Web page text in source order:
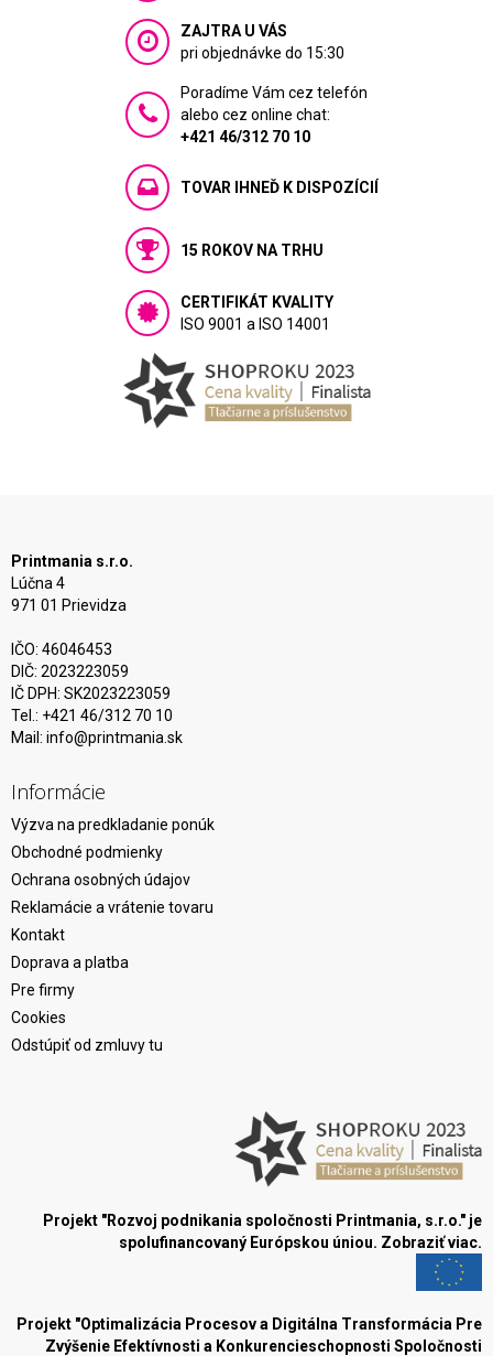
ZAJTRA U VÁS
pri objednávke do 15:30
Poradíme Vám cez telefón
alebo cez online chat:
+421 46/312 70 10
TOVAR IHNEĎ K DISPOZÍCIÍ
15 ROKOV NA TRHU
CERTIFIKÁT KVALITY
ISO 9001 a ISO 14001
Printmania s.r.o.
Lúčna 4
971 01 Prievidza
IČO: 46046453
DIČ: 2023223059
IČ DPH: SK2023223059
Tel.: +421 46/312 70 10
Mail: info@printmania.sk
Informácie
Výzva na predkladanie ponúk
Obchodné podmienky
Ochrana osobných údajov
Reklamácie a vrátenie tovaru
Kontakt
Doprava a platba
Pre firmy
Cookies
Odstúpiť od zmluvy tu
Projekt "Rozvoj podnikania spoločnosti Printmania, s.r.o." je
spolufinancovaný Európskou úniou. Zobraziť viac.
Projekt "Optimalizácia Procesov a Digitálna Transformácia Pre
Zvýšenie Efektívnosti a Konkurencieschopnosti Spoločnosti